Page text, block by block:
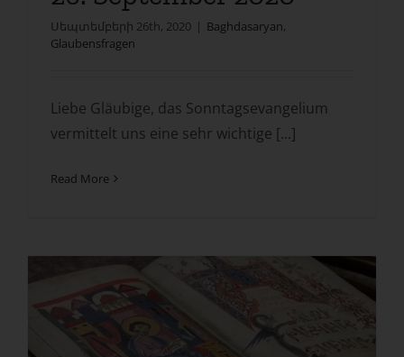
Սեպտեմբերի 26th, 2020 | Baghdasaryan,
Glaubensfragen
Liebe Gläubige, das Sonntagsevangelium
vermittelt uns eine sehr wichtige [...]
Read More